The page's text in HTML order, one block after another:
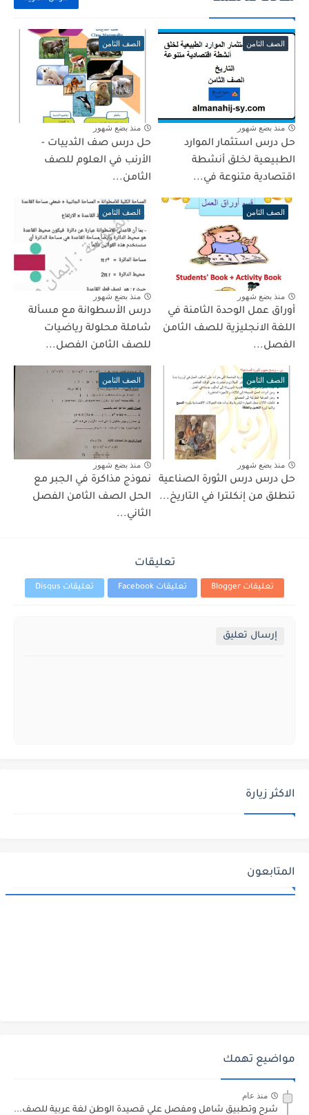
الصف الثامن
منذ بضع شهور
حل درس استثمار الموارد
الطبيعية لخلق أنشطة
اقتصادية متنوعة في...
الصف الثامن
منذ بضع شهور
حل درس صف الثدييات -
الأرنب في العلوم للصف
الثامن...
الصف الثامن
منذ بضع شهور
أوراق عمل الوحدة الثامنة في
اللغة الانجليزية للصف الثامن
الفصل...
الصف الثامن
منذ بضع شهور
درس الأسطوانة مع مسألة
شاملة محلولة رياضيات
للصف الثامن الفصل...
الصف الثامن
منذ بضع شهور
حل درس درس الثورة الصناعية
تنطلق من إنكلترا في التاريخ...
الصف الثامن
منذ بضع شهور
نموذج مذاكرة في الجبر مع
الحل الصف الثامن الفصل
الثاني...
تعليقات
تعليقات Blogger تعليقات Facebook تعليقات Disqus
إرسال تعليق
الاكثر زيارة
المتابعون
مواضيع تهمك
منذ عام
شرح وتطبيق شامل ومفصل علي قصيدة الوطن لغة عربية للصف...